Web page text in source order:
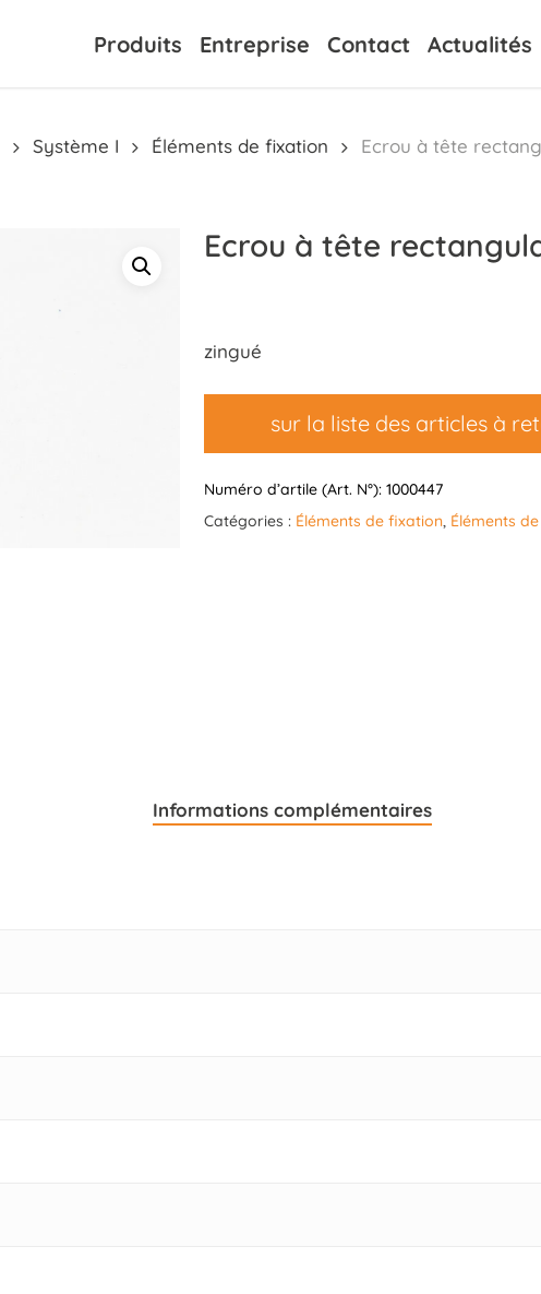
Produits Entreprise Contact Actualités
Système I Éléments de fixation Ecrou à tête
Ecrou à tête
zingué
sur la liste des articles à
Numéro d’artile (Art. N°): 1000447
Catégories : Éléments de fixation, Éléments
Informations complémentaires